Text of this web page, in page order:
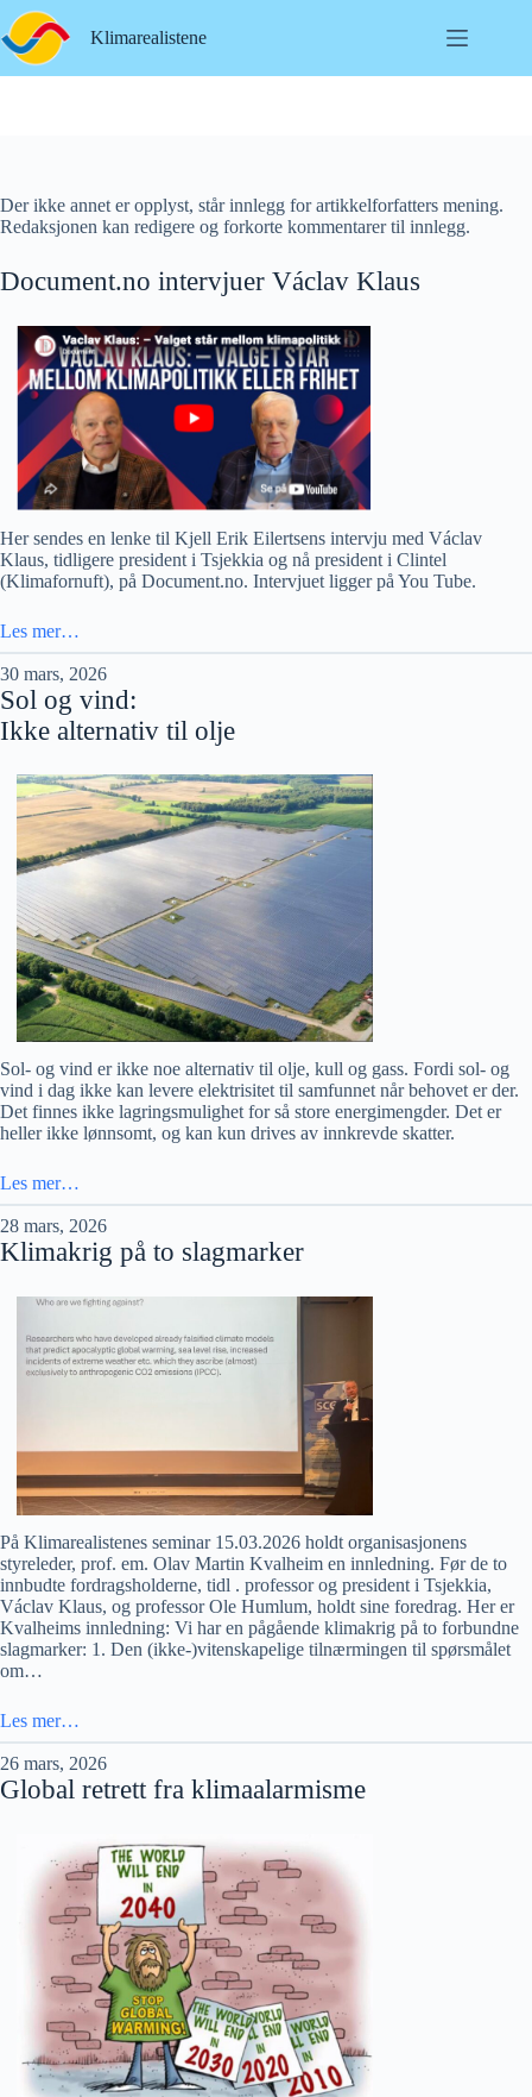
Hopp
til
innholdet
Klimarealistene
Der ikke annet er opplyst, står innlegg for artikkelforfatters mening.
Redaksjonen kan redigere og forkorte kommentarer til innlegg.
Document.no intervjuer Václav Klaus
Her sendes en lenke til Kjell Erik Eilertsens intervju med Václav
Klaus, tidligere president i Tsjekkia og nå president i Clintel
(Klimafornuft), på Document.no. Intervjuet ligger på You Tube.
Les mer…
30 mars, 2026
Sol og vind:
Ikke alternativ til olje
Sol- og vind er ikke noe alternativ til olje, kull og gass. Fordi sol- og
vind i dag ikke kan levere elektrisitet til samfunnet når behovet er der.
Det finnes ikke lagringsmulighet for så store energimengder. Det er
heller ikke lønnsomt, og kan kun drives av innkrevde skatter.
Les mer…
28 mars, 2026
Klimakrig på to slagmarker
På Klimarealistenes seminar 15.03.2026 holdt organisasjonens
styreleder, prof. em. Olav Martin Kvalheim en innledning. Før de to
innbudte fordragsholderne, tidl . professor og president i Tsjekkia,
Václav Klaus, og professor Ole Humlum, holdt sine foredrag. Her er
Kvalheims innledning: Vi har en pågående klimakrig på to forbundne
slagmarker: 1. Den (ikke-)vitenskapelige tilnærmingen til spørsmålet
om…
Les mer…
26 mars, 2026
Global retrett fra klimaalarmisme